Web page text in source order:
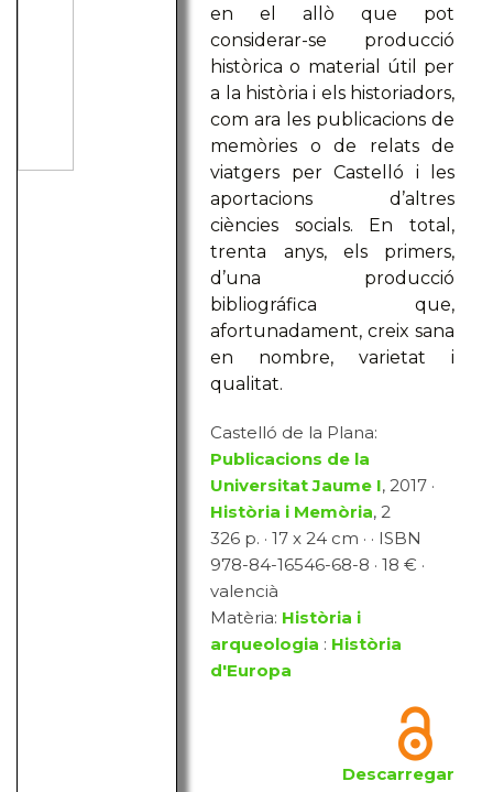
en el allò que pot
considerar-se producció
històrica o material útil per
a la història i els historiadors,
com ara les publicacions de
memòries o de relats de
viatgers per Castelló i les
aportacions d’altres
ciències socials. En total,
trenta anys, els primers,
d’una producció
bibliográfica que,
afortunadament, creix sana
en nombre, varietat i
qualitat.
Castelló de la Plana:
Publicacions de la
Universitat Jaume I, 2017 ·
Història i Memòria, 2
326 p. · 17 x 24 cm · · ISBN
978-84-16546-68-8 · 18 € ·
valencià
Matèria: Història i
arqueologia : Història
d'Europa
Descarregar